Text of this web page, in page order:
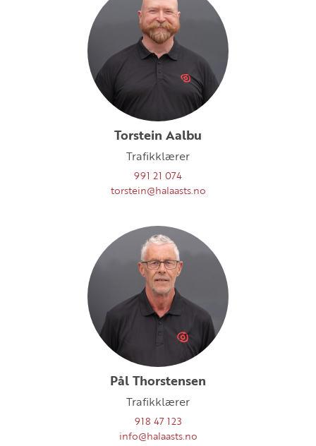
Torstein Aalbu
Trafikklærer
991 21 074
torstein@halaasts.no
Pål Thorstensen
Trafikklærer
918 47 123
info@halaasts.no